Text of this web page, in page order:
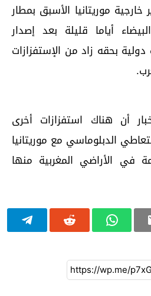
موريتانيا الأسبق بمطار
أياما قليلة بعد إصدار
بحقه زاد من الإستفزازات
أن هناك استفزازات أخرى
الدبلوماسي مع موريتانيا
في الأراضي المغربية منها